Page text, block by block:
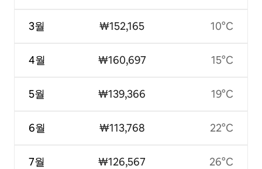
3월
4월
5월
6월
7월
₩152,165
₩160,697
₩139,366
₩113,768
₩126,567
10°C
15°C
19°C
22°C
26°C